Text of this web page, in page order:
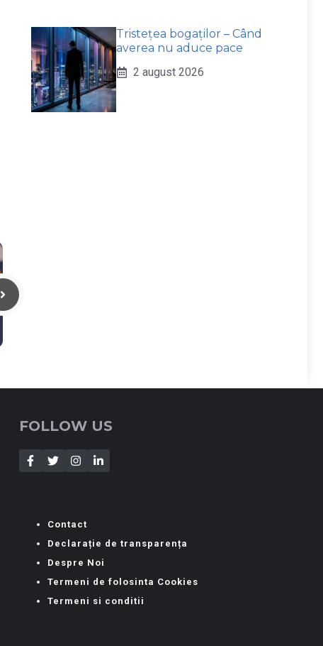
Tristețea bogaților – Când
averea nu aduce pace
2 august 2026
FOLLOW US
Contact
Declarație de transparența
Despre Noi
Termeni de folosinta Cookies
Termeni si conditii